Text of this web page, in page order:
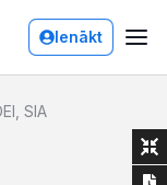
Ienākt
SIA